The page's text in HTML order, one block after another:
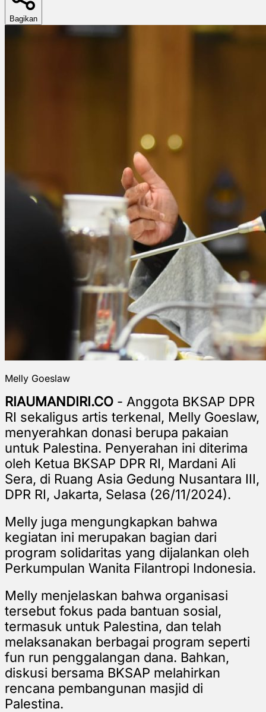
Bagikan
Melly Goeslaw
RIAUMANDIRI.CO - Anggota BKSAP DPR
RI sekaligus artis terkenal, Melly Goeslaw,
menyerahkan donasi berupa pakaian
untuk Palestina. Penyerahan ini diterima
oleh Ketua BKSAP DPR RI, Mardani Ali
Sera, di Ruang Asia Gedung Nusantara III,
DPR RI, Jakarta, Selasa (26/11/2024).
Melly juga mengungkapkan bahwa
kegiatan ini merupakan bagian dari
program solidaritas yang dijalankan oleh
Perkumpulan Wanita Filantropi Indonesia.
Melly menjelaskan bahwa organisasi
tersebut fokus pada bantuan sosial,
termasuk untuk Palestina, dan telah
melaksanakan berbagai program seperti
fun run penggalangan dana. Bahkan,
diskusi bersama BKSAP melahirkan
rencana pembangunan masjid di
Palestina.